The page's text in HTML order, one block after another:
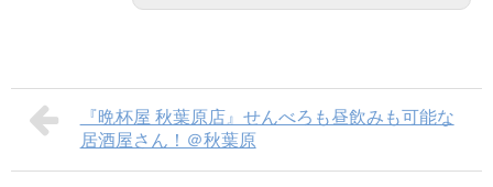
『晩杯屋 秋葉原店』せんべろも昼飲みも可能な
居酒屋さん！＠秋葉原